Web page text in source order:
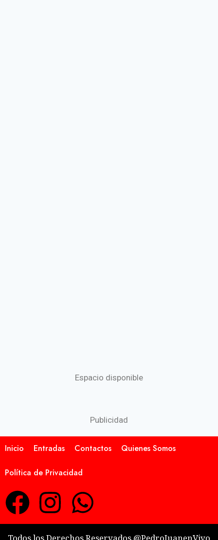
Espacio disponible
Publicidad
Inicio Entradas Contactos Quienes Somos
Política de Privacidad